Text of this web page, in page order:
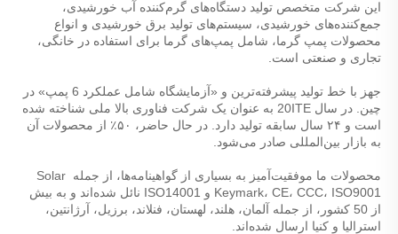
تجاری و صنعتی است.
به بازار بین‌المللی صادر می‌شود.
محصولات ما موفقیت‌آمیز به بسیاری از گواهینامه‌ها، از جمله Solar
استرالیا و کنیا ارسال شده‌اند.